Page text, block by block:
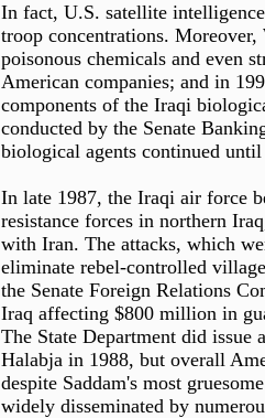
In fact, U.S. satellite
troop concentrations.
poisonous chemicals and even
American companies; and in
components of the Iraqi
conducted by the Senate
biological agents continued
In late 1987, the Iraqi air force
resistance forces in northern
with Iran. The attacks, which
eliminate rebel-controlled
the Senate Foreign Relations
Iraq affecting $800 million in
The State Department did issue
Halabja in 1988, but overall
despite Saddam's most
widely disseminated by